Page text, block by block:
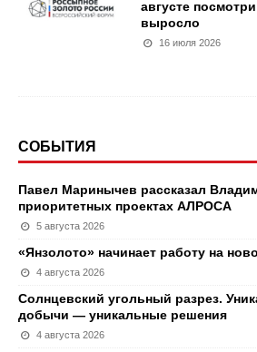
августе
выросло
16 июля 2026
СОБЫТИЯ
Павел Маринычев рассказал
приоритетных проектах АЛРОСА
5 августа 2026
«Янзолото» начинает работу на
4 августа 2026
Солнцевский угольный разрез.
добычи — уникальные решения
4 августа 2026